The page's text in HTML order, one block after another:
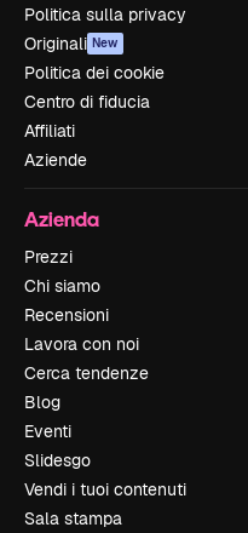
Politica sulla privacy
Originali New
Politica dei cookie
Centro di fiducia
Affiliati
Aziende
Azienda
Prezzi
Chi siamo
Recensioni
Lavora con noi
Cerca tendenze
Blog
Eventi
Slidesgo
Vendi i tuoi contenuti
Sala stampa